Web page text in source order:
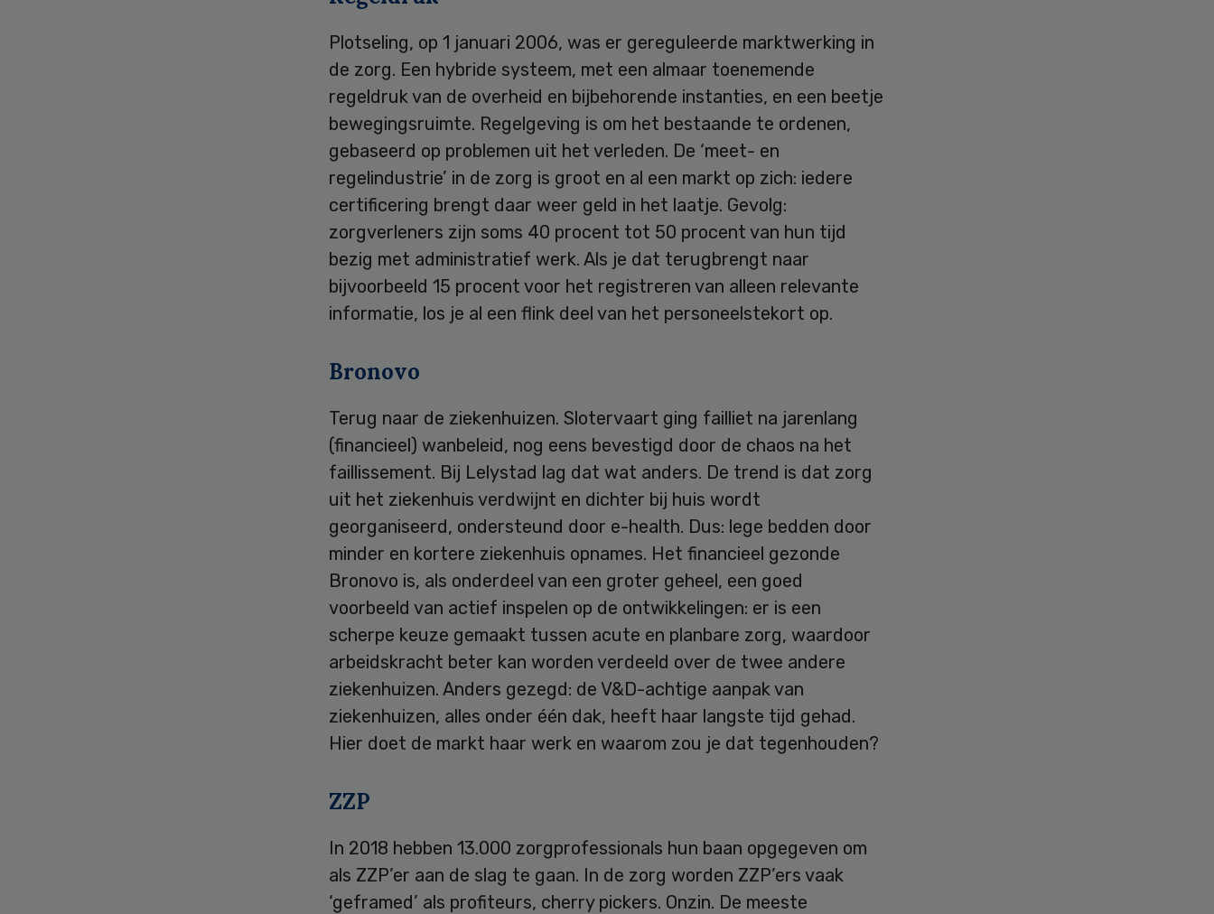
Plotseling, op 1 januari 2006, was er gereguleerde marktwerking in
de zorg. Een hybride systeem, met een almaar toenemende
regeldruk van de overheid en bijbehorende instanties, en een beetje
bewegingsruimte. Regelgeving is om het bestaande te ordenen,
gebaseerd op problemen uit het verleden. De ‘meet- en
regelindustrie’ in de zorg is groot en al een markt op zich: iedere
certificering brengt daar weer geld in het laatje. Gevolg:
zorgverleners zijn soms 40 procent tot 50 procent van hun tijd
bezig met administratief werk. Als je dat terugbrengt naar
bijvoorbeeld 15 procent voor het registreren van alleen relevante
informatie, los je al een flink deel van het personeelstekort op.
Bronovo
Terug naar de ziekenhuizen. Slotervaart ging failliet na jarenlang
(financieel) wanbeleid, nog eens bevestigd door de chaos na het
faillissement. Bij Lelystad lag dat wat anders. De trend is dat zorg
uit het ziekenhuis verdwijnt en dichter bij huis wordt
georganiseerd, ondersteund door e-health. Dus: lege bedden door
minder en kortere ziekenhuis opnames. Het financieel gezonde
Bronovo is, als onderdeel van een groter geheel, een goed
voorbeeld van actief inspelen op de ontwikkelingen: er is een
scherpe keuze gemaakt tussen acute en planbare zorg, waardoor
arbeidskracht beter kan worden verdeeld over de twee andere
ziekenhuizen. Anders gezegd: de V&D-achtige aanpak van
ziekenhuizen, alles onder één dak, heeft haar langste tijd gehad.
Hier doet de markt haar werk en waarom zou je dat tegenhouden?
ZZP
In 2018 hebben 13.000 zorgprofessionals hun baan opgegeven om
als ZZP’er aan de slag te gaan. In de zorg worden ZZP’ers vaak
‘geframed’ als profiteurs, cherry pickers. Onzin. De meeste